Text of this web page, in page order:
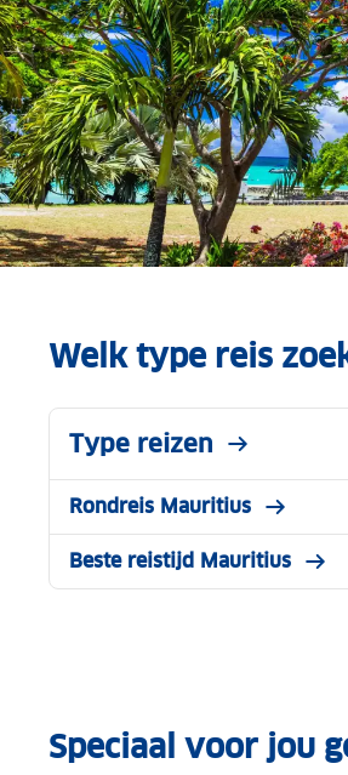
Welk type reis
Type reizen
Rondreis Mauritius
Beste reistijd Mauritius
Speciaal voor jou